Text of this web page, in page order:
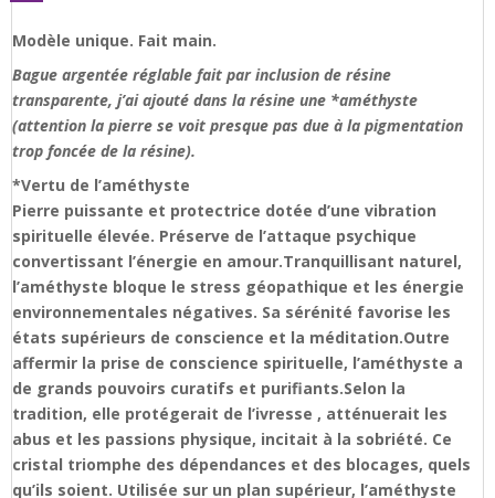
Modèle unique. Fait main.
Bague argentée réglable fait par inclusion de résine
transparente, j’ai ajouté dans la résine une *améthyste
(attention la pierre se voit presque pas due à la pigmentation
trop foncée de la résine).
*Vertu de l’améthyste
Pierre puissante et protectrice dotée d’une vibration
spirituelle élevée. Préserve de l’attaque psychique
convertissant l’énergie en amour.Tranquillisant naturel,
l’améthyste bloque le stress géopathique et les énergie
environnementales négatives. Sa sérénité favorise les
états supérieurs de conscience et la méditation.Outre
affermir la prise de conscience spirituelle, l’améthyste a
de grands pouvoirs curatifs et purifiants.Selon la
tradition, elle protégerait de l’ivresse , atténuerait les
abus et les passions physique, incitait à la sobriété. Ce
cristal triomphe des dépendances et des blocages, quels
qu’ils soient. Utilisée sur un plan supérieur, l’améthyste